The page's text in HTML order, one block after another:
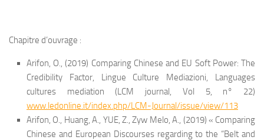
Chapitre d’ouvrage :
Arifon, O., (2019) Comparing Chinese and EU Soft Power: The
Credibility Factor, Lingue Culture Mediazioni, Languages
cultures mediation (LCM journal, Vol 5, n° 22)
www.ledonline.it/index.php/LCM-Journal/issue/view/113
Arifon, O., Huang, A., YUE, Z., Zyw Melo, A., (2019) « Comparing
Chinese and European Discourses regarding to the “Belt and